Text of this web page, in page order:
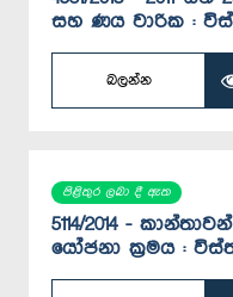
සහ ණය වාරික :
බලන්න
පිළිතුර ලබා දී ඇත
5114/2014 -
යෝජනා ක්‍රමය :